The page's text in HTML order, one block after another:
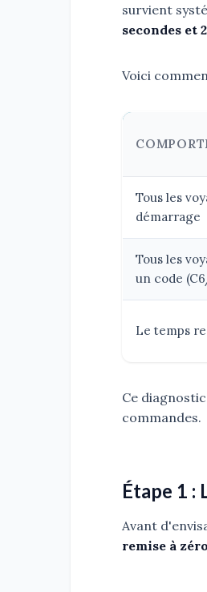
survient
secondes et
Voici
Tous les
démarrage
Tous les
un code
Le temps
Ce
commandes.
Étape 1 :
Avant
remise à zéro